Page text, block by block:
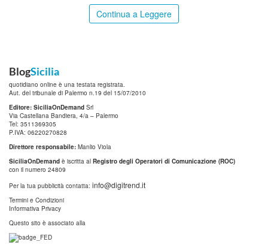
Continua a Leggere
BlogSicilia
quotidiano online è una testata registrata.
Aut. del tribunale di Palermo n.19 del 15/07/2010
Editore: SiciliaOnDemand Srl
Via Castellana Bandiera, 4/a – Palermo
Tel: 3511369305
P.IVA: 06220270828
Direttore responsabile: Manlio Viola
SiciliaOnDemand è iscritta al Registro degli Operatori di Comunicazione (ROC)
con il numero 24809
Per la tua pubblicità contatta: info@digitrend.it
Termini e Condizioni
Informativa Privacy
Questo sito è associato alla